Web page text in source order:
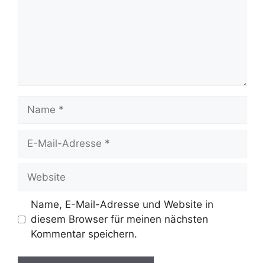
Mail-
Name, E-Mail-Adresse und Website in
diesem Browser für meinen nächsten
Kommentar speichern.